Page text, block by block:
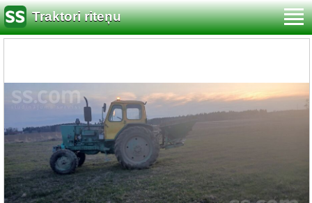
Traktori riteņu